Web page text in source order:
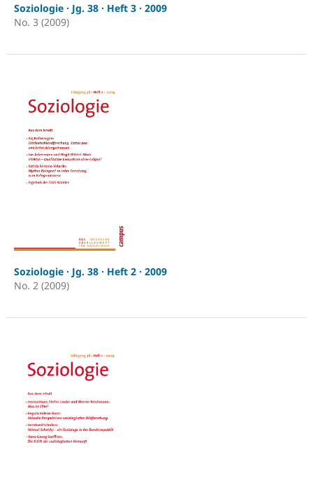
Soziologie · Jg. 38 · Heft 3 · 2009
No. 3 (2009)
Soziologie · Jg. 38 · Heft 2 · 2009
No. 2 (2009)